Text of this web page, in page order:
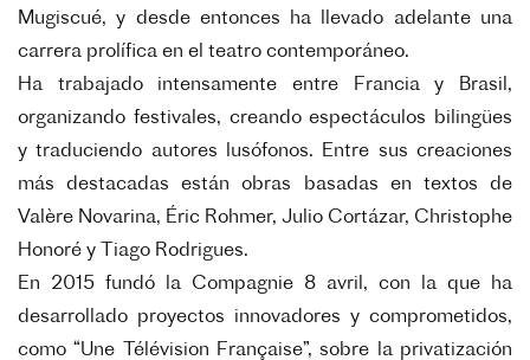
Mugiscué, y desde entonces ha llevado adelante una
carrera prolífica en el teatro contemporáneo.
Ha trabajado intensamente entre Francia y Brasil,
organizando festivales, creando espectáculos bilingües
y traduciendo autores lusófonos. Entre sus creaciones
más destacadas están obras basadas en textos de
Valère Novarina, Éric Rohmer, Julio Cortázar, Christophe
Honoré y Tiago Rodrigues.
En 2015 fundó la Compagnie 8 avril, con la que ha
desarrollado proyectos innovadores y comprometidos,
como “Une Télévision Française”, sobre la privatización